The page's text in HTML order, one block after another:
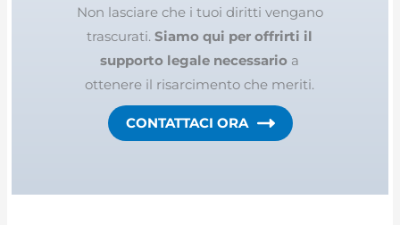
Non lasciare che i tuoi diritti vengano
trascurati.Siamo qui per offrirti il
supporto legale necessario a
ottenere il risarcimento che meriti.
CONTATTACI ORA